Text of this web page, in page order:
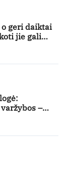
geri daiktai
jie gali
–
vieną
lankytinų